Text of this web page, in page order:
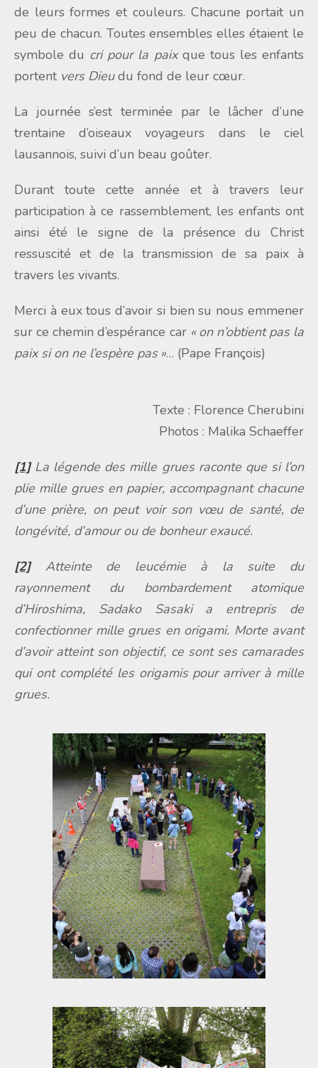
de leurs formes et couleurs. Chacune portait un
peu de chacun. Toutes ensembles elles étaient le
symbole du cri pour la paix que tous les enfants
portent vers Dieudu fond de leur cœur.
La journée s’est terminée par le lâcher d’une
trentaine d’oiseaux voyageurs dans le ciel
lausannois, suivi d’un beau goûter.
Durant toute cette année et à travers leur
participation à ce rassemblement, les enfants ont
ainsi été le signe de la présence du Christ
ressuscité et de la transmission de sa paix à
travers les vivants.
Merci à eux tous d’avoir si bien su nous emmener
sur ce chemin d’espérance car « on n’obtient pas la
paix si on ne l’espère pas »… (Pape François)
Texte : Florence Cherubini
Photos : Malika Schaeffer
[1]La légende des mille grues raconte que si l’on
plie mille grues en papier, accompagnant chacune
d’une prière, on peut voir son vœu de santé, de
longévité, d’amour ou de bonheur exaucé.
[2]Atteinte de leucémie à la suite du
rayonnement du bombardement atomique
d’Hiroshima, Sadako Sasaki a entrepris de
confectionner mille grues en origami. Morte avant
d’avoir atteint son objectif, ce sont ses camarades
qui ont complété les origamis pour arriver à mille
grues.